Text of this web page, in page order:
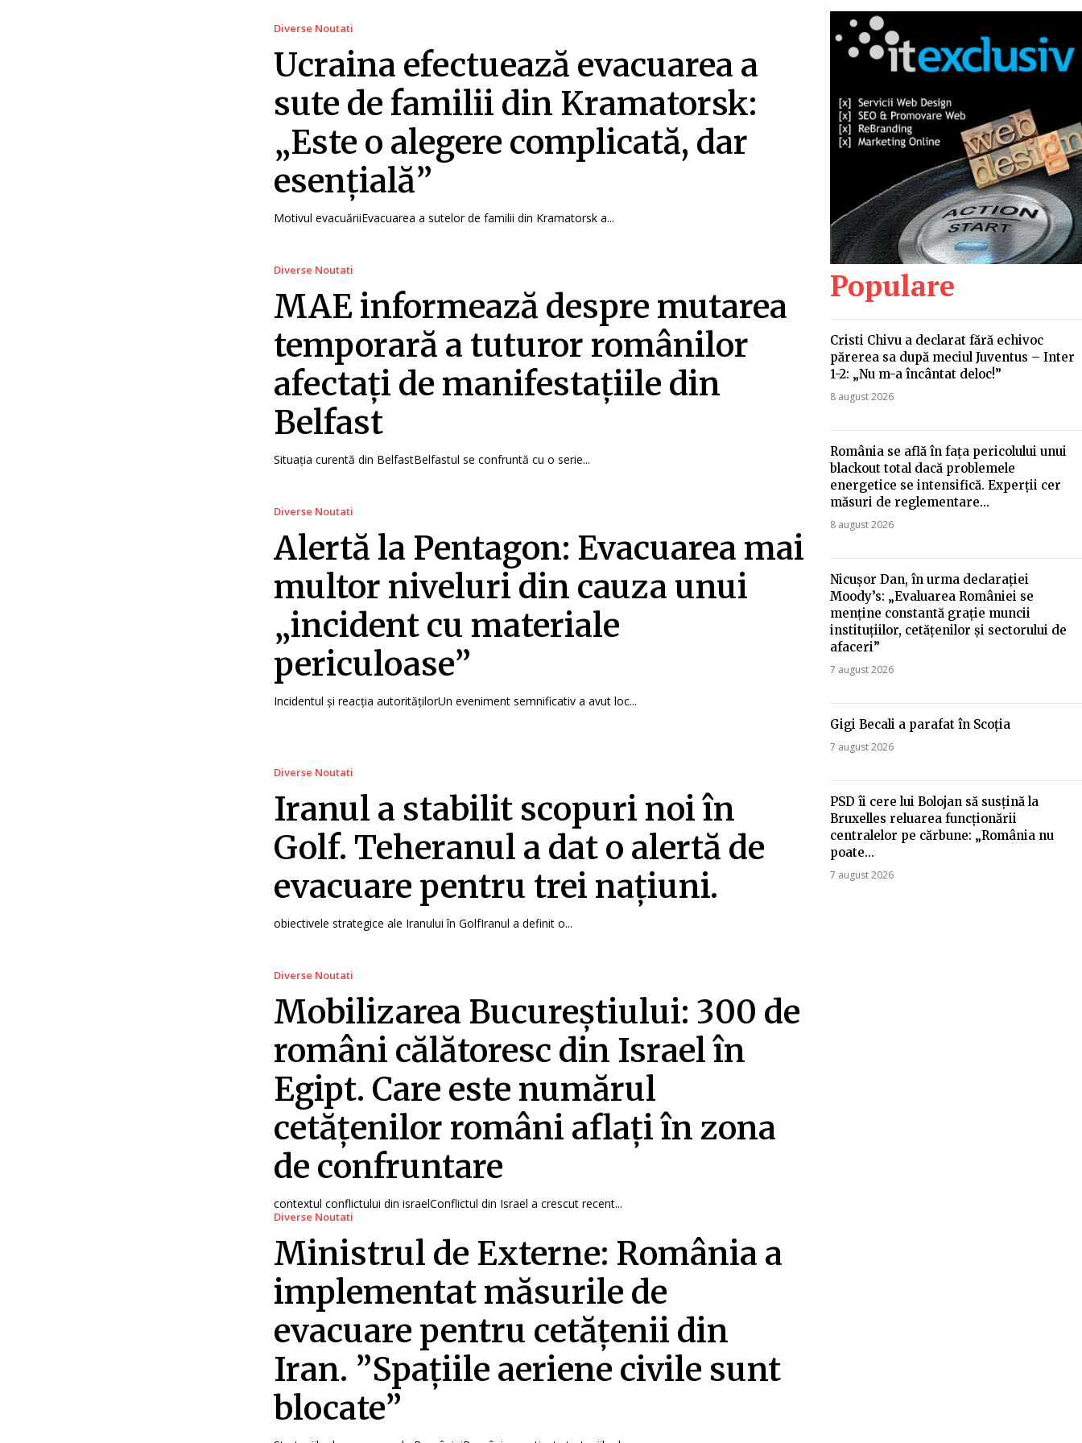
Diverse Noutati
Ucraina efectuează evacuarea a
sute de familii din Kramatorsk:
„Este o alegere complicată, dar
esențială”
Motivul evacuăriiEvacuarea a sutelor de familii din Kramatorsk a...
Diverse Noutati
MAE informează despre mutarea
temporară a tuturor românilor
afectați de manifestațiile din
Belfast
Situația curentă din BelfastBelfastul se confruntă cu o serie...
Diverse Noutati
Alertă la Pentagon: Evacuarea mai
multor niveluri din cauza unui
„incident cu materiale
periculoase”
Incidentul și reacția autoritățilorUn eveniment semnificativ a avut loc...
Diverse Noutati
Iranul a stabilit scopuri noi în
Golf. Teheranul a dat o alertă de
evacuare pentru trei națiuni.
obiectivele strategice ale Iranului în GolfIranul a definit o...
Diverse Noutati
Mobilizarea Bucureștiului: 300 de
români călătoresc din Israel în
Egipt. Care este numărul
cetățenilor români aflați în zona
de confruntare
contextul conflictului din israelConflictul din Israel a crescut recent...
Diverse Noutati
Ministrul de Externe: România a
implementat măsurile de
evacuare pentru cetățenii din
Iran. ”Spațiile aeriene civile sunt
blocate”
Populare
Cristi Chivu a declarat fără echivoc
părerea sa după meciul Juventus – Inter
1-2: „Nu m-a încântat deloc!”
8 august 2026
România se află în fața pericolului unui
blackout total dacă problemele
energetice se intensifică. Experții cer
măsuri de reglementare…
8 august 2026
Nicușor Dan, în urma declarației
Moody’s: „Evaluarea României se
menține constantă grație muncii
instituțiilor, cetățenilor și sectorului de
afaceri”
7 august 2026
Gigi Becali a parafat în Scoția
7 august 2026
PSD îi cere lui Bolojan să susțină la
Bruxelles reluarea funcționării
centralelor pe cărbune: „România nu
poate…
7 august 2026